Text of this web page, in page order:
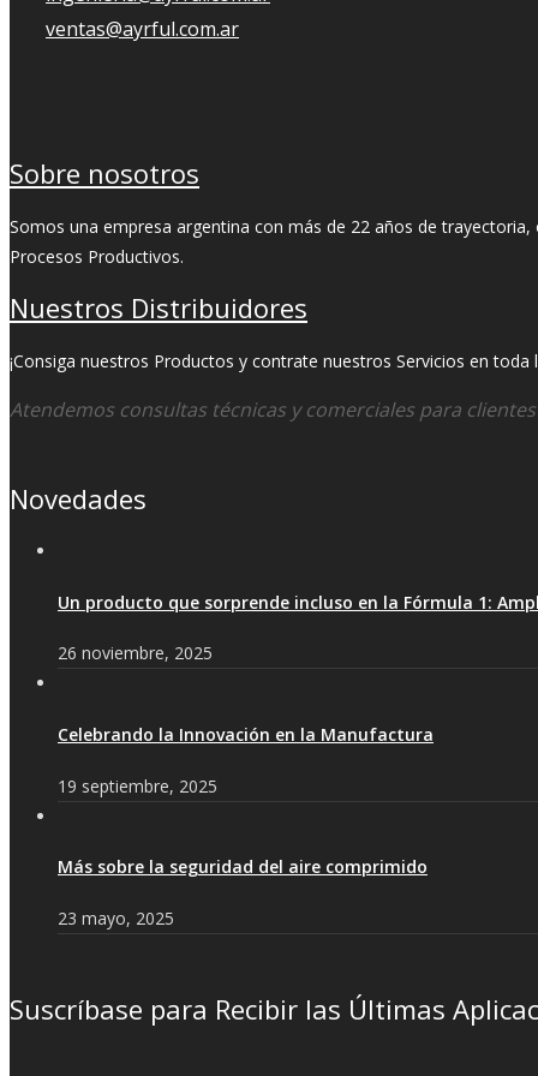
ventas@ayrful.com.ar
Sobre nosotros
Somos una empresa argentina con más de 22 años de
Procesos Productivos.
Nuestros Distribuidores
¡Consiga nuestros Productos y contrate nuestros Servicios en
Atendemos consultas técnicas y comerciales para
Novedades
Un producto que sorprende incluso en la Fórmula 1:
26 noviembre, 2025
Celebrando la Innovación en la Manufactura
19 septiembre, 2025
Más sobre la seguridad del aire comprimido
23 mayo, 2025
Suscríbase para Recibir las Últimas